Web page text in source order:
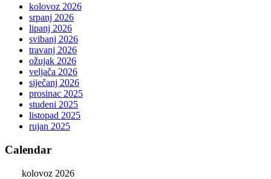
kolovoz 2026
srpanj 2026
lipanj 2026
svibanj 2026
travanj 2026
ožujak 2026
veljača 2026
siječanj 2026
prosinac 2025
studeni 2025
listopad 2025
rujan 2025
Calendar
kolovoz 2026